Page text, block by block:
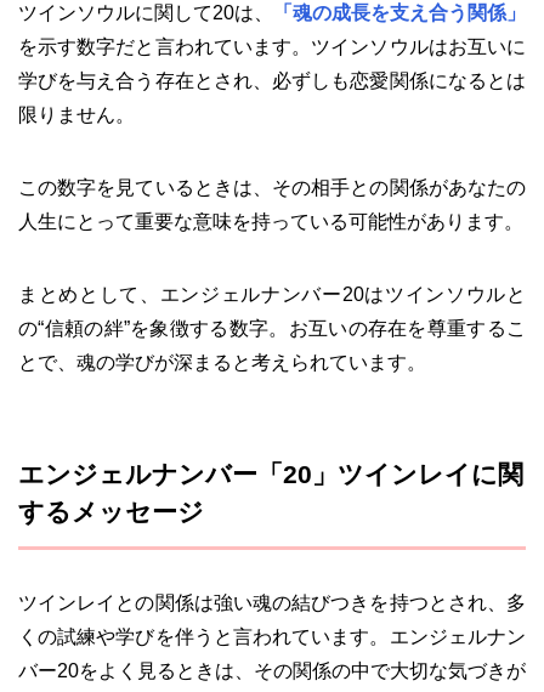
ツインソウルに関して20は、
「魂の成長を支え合う関係」
を示す数字だと言われています。ツインソウルはお互いに
学びを与え合う存在とされ、必ずしも恋愛関係になるとは
限りません。
この数字を見ているときは、その相手との関係があなたの
人生にとって重要な意味を持っている可能性があります。
まとめとして、エンジェルナンバー20はツインソウルと
の“信頼の絆”を象徴する数字。お互いの存在を尊重するこ
とで、魂の学びが深まると考えられています。
エンジェルナンバー「20」ツインレイに関
するメッセージ
ツインレイとの関係は強い魂の結びつきを持つとされ、多
くの試練や学びを伴うと言われています。エンジェルナン
バー20をよく見るときは、その関係の中で大切な気づきが